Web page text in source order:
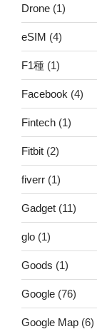
Drone (1)
eSIM (4)
F1種 (1)
Facebook (4)
Fintech (1)
Fitbit (2)
fiverr (1)
Gadget (11)
glo (1)
Goods (1)
Google (76)
Google Map (6)